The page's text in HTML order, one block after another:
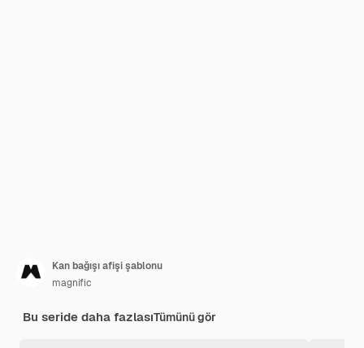
Kan bağışı afişi şablonu
magnific
Bu seride daha fazlasıTümünü gör